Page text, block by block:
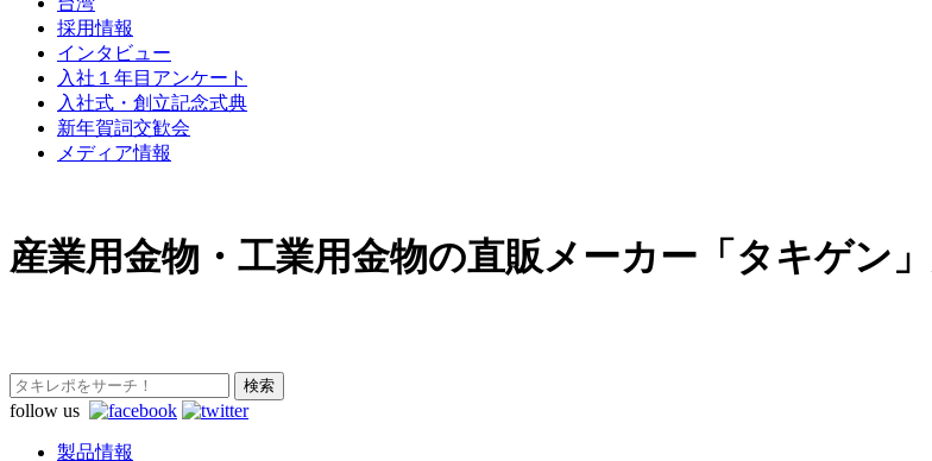
採用情報
インタビュー
入社１年目アンケート
入社式・創立記念式典
新年賀詞交歓会
メディア情報
産業用金物・工業用金物の直販メーカー「タキゲン
follow us
製品情報